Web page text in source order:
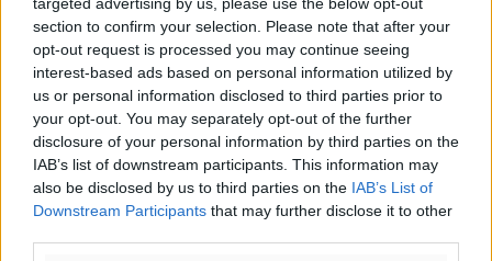
section to confirm your selection. Please note that after your
opt-out request is processed you may continue seeing
interest-based ads based on personal information utilized by
us or personal information disclosed to third parties prior to
your opt-out. You may separately opt-out of the further
disclosure of your personal information by third parties on the
IAB’s list of downstream participants. This information may
also be disclosed by us to third parties on the IAB’s List of
Downstream Participants that may further disclose it to other
πρόγνωση:
32°
ΔΕ
29°
ΤΡ
29°
ΤΕ
29°